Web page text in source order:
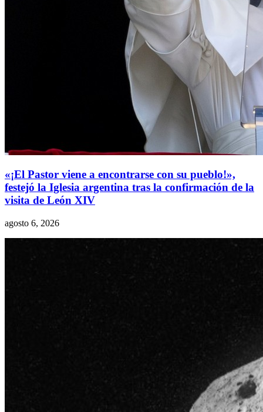
«¡El Pastor viene a encontrarse con su pueblo!»,
festejó la Iglesia argentina tras la confirmación de la
visita de León XIV
agosto 6, 2026